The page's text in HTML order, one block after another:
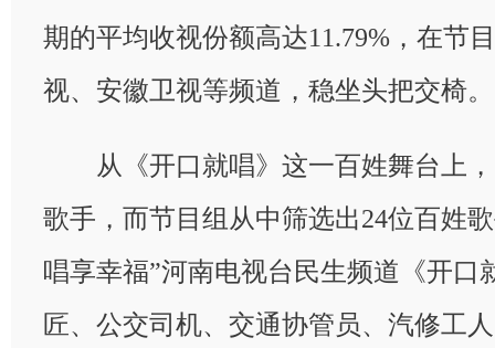
期的平均收视份额高达11.79%，在节
视、安徽卫视等频道，稳坐头把交椅。
从《开口就唱》这一百姓舞台上，
歌手，而节目组从中筛选出24位百姓
唱享幸福”河南电视台民生频道《开口
匠、公交司机、交通协管员、汽修工